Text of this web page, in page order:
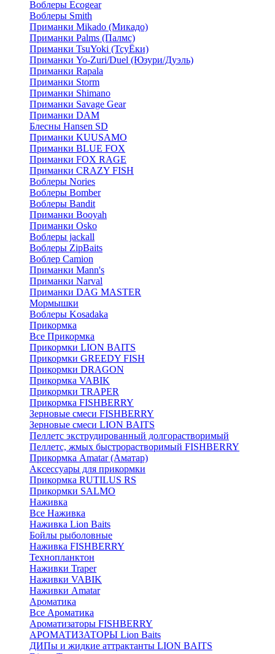
Воблеры Ecogear
Воблеры Smith
Приманки Mikado (Микадо)
Приманки Palms (Палмс)
Приманки TsuYoki (ТсуЁки)
Приманки Yo-Zuri/Duel (Юзури/Дуэль)
Приманки Rapala
Приманки Storm
Приманки Shimano
Приманки Savage Gear
Приманки DAM
Блесны Hansen SD
Приманки KUUSAMO
Приманки BLUE FOX
Приманки FOX RAGE
Приманки CRAZY FISH
Воблеры Nories
Воблеры Bomber
Воблеры Bandit
Приманки Booyah
Приманки Osko
Воблеры jackall
Воблеры ZipBaits
Воблер Camion
Приманки Mann's
Приманки Narval
Приманки DAG MASTER
Мормышки
Воблеры Kosadaka
Прикормка
Все Прикормка
Прикормки LION BAITS
Прикормки GREEDY FISH
Прикормки DRAGON
Прикормка VABIK
Прикормки TRAPER
Прикормка FISHBERRY
Зерновые смеси FISHBERRY
Зерновые смеси LION BAITS
Пеллетс экструдированный долгорастворимый
Пеллетс, жмых быстрорастворимый FISHBERRY
Прикормка Amatar (Аматар)
Аксессуары для прикормки
Прикормка RUTILUS RS
Прикормки SALMO
Наживка
Все Наживка
Наживка Lion Baits
Бойлы рыболовные
Наживка FISHBERRY
Технопланктон
Наживки Traper
Наживки VABIK
Наживки Amatar
Ароматика
Все Ароматика
Ароматизаторы FISHBERRY
АРОМАТИЗАТОРЫ Lion Baits
ДИПы и жидкие аттрактанты LION BAITS